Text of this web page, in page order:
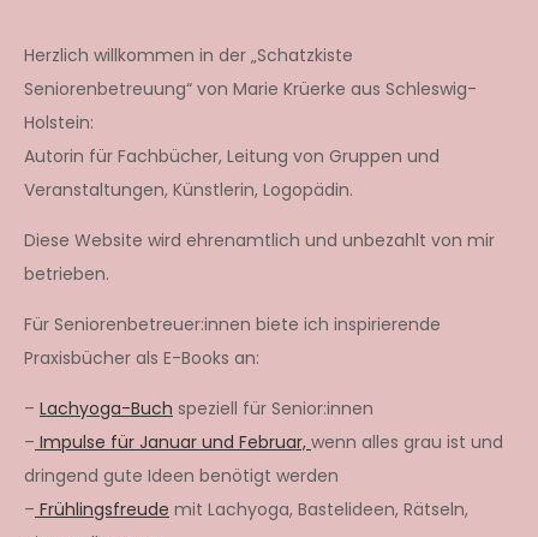
Herzlich willkommen in der „Schatzkiste
Seniorenbetreuung“ von Marie Krüerke aus Schleswig-
Holstein:
Autorin für Fachbücher, Leitung von Gruppen und
Veranstaltungen, Künstlerin, Logopädin.
Diese Website wird ehrenamtlich und unbezahlt von mir
betrieben.
Für Seniorenbetreuer:innen biete ich inspirierende
Praxisbücher als E-Books an:
– Lachyoga-Buch speziell für Senior:innen
– Impulse für Januar und Februar, wenn alles grau ist und
dringend gute Ideen benötigt werden
– Frühlingsfreude mit Lachyoga, Bastelideen, Rätseln,